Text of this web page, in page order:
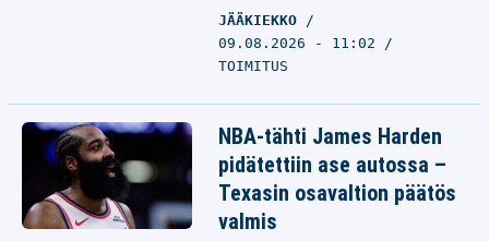
JÄÄKIEKKO
09.08.2026 - 11:02
TOIMITUS
NBA-tähti James Harden
pidätettiin ase autossa –
Texasin osavaltion päätös
valmis